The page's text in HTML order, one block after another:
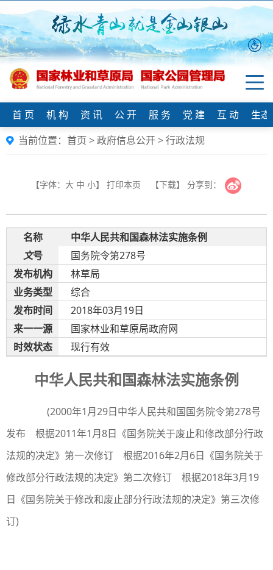
首 页 机 构 资 讯 公 开 服 务 党 建 互 动
生
当前位置： 首页 >政府信息公开>行政法规
【字体： 大 中 小】 打印本页 【下载】 分享到：
名称
中华人民共和国森林法实施条例
文号
发布机构
业务类型
国务院令第278号
林草局
综合
发布时间
来一一源
时效状态
2018年03月19日
国家林业和草原局政府网
现行有效
中华人民共和国森林法实施条例
(2000年1月29日中华人民共和国国务院令第278号
发布 根据2011年1月8日《国务院关于废止和修改部分行政
法规的决定》第一次修订 根据2016年2月6日《国务院关于
修改部分行政法规的决定》第二次修订 根据2018年3月19
日《国务院关于修改和废止部分行政法规的决定》第三次修
订)